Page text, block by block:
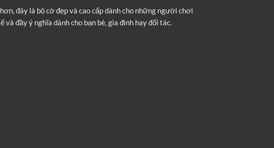
đây là bộ cờ đẹp và cao cấp dành cho những người chơi
đầy ý nghĩa dành cho bạn bè, gia đình hay đối tác.